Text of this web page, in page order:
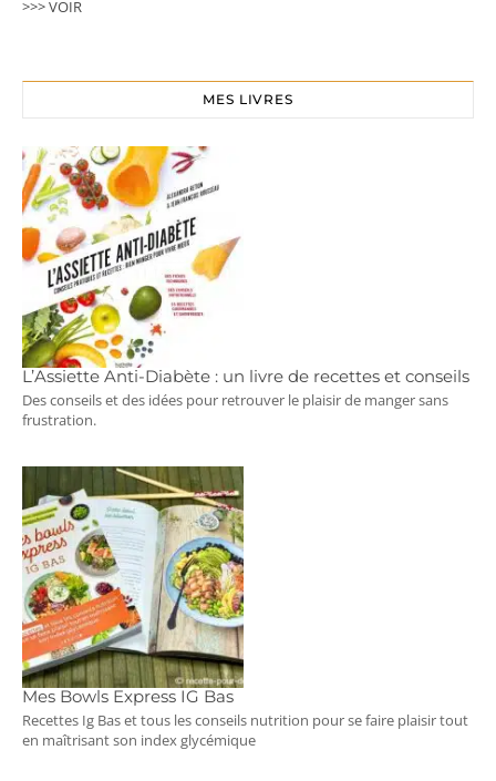
>>> VOIR
MES LIVRES
L’Assiette Anti-Diabète : un livre de recettes et conseils
Des conseils et des idées pour retrouver le plaisir de manger sans
frustration.
Mes Bowls Express IG Bas
Recettes Ig Bas et tous les conseils nutrition pour se faire plaisir tout
en maîtrisant son index glycémique